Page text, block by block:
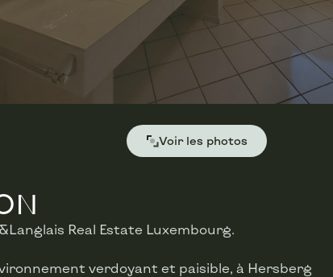
Voir les photos
Real Estate Luxembourg.
verdoyant et paisible, à Hersberg